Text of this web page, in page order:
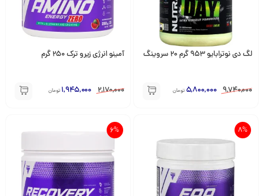
لگ دی نوترابایو 953 گرم 20 سروینگ
9,740,000
5,800,000 تومان
آمینو انرژی زیرو ترک 250 گرم
2,170,000
1,945,000 تومان
8%
6%